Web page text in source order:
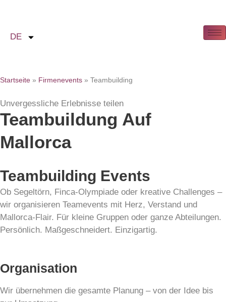
DE
Startseite » Firmenevents » Teambuilding
Unvergessliche Erlebnisse teilen
Teambuildung Auf
Mallorca
Teambuilding Events
Ob Segeltörn, Finca-Olympiade oder kreative Challenges –
wir organisieren Teamevents mit Herz, Verstand und
Mallorca-Flair. Für kleine Gruppen oder ganze Abteilungen.
Persönlich. Maßgeschneidert. Einzigartig.
Organisation
Wir übernehmen die gesamte Planung – von der Idee bis